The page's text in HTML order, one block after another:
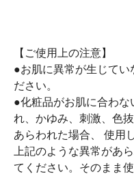
【ご使用上の注意】
●お肌に異常が生じてい
ださい。
●化粧品がお肌に合わ
れ、かゆみ、刺激、色
あらわれた場合、 使用
上記のような異常があ
てください。そのまま